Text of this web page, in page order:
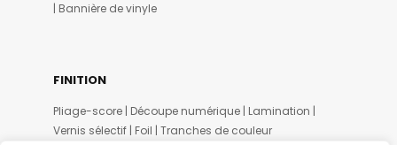
| Bannière de vinyle
FINITION
Pliage-score | Découpe numérique | Lamination |
Vernis sélectif | Foil | Tranches de couleur